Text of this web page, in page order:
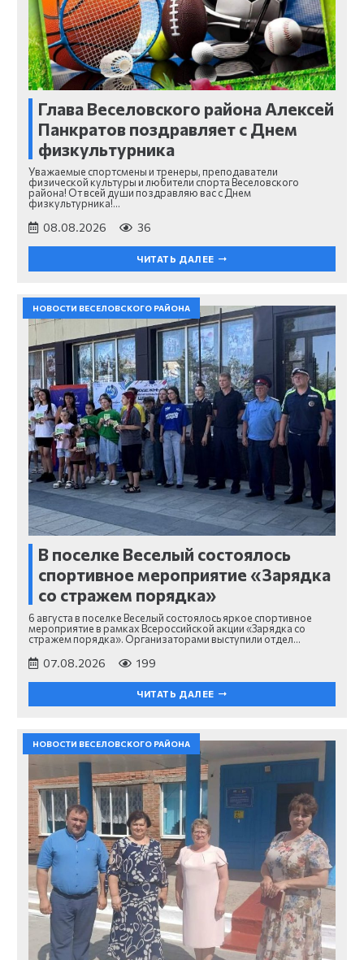
Глава Веселовского района Алексей
Панкратов поздравляет с Днем
физкультурника
Уважаемые спортсмены и тренеры, преподаватели
физической культуры и любители спорта Веселовского
района! От всей души поздравляю вас с Днем
физкультурника!…
08.08.2026 36
ЧИТАТЬ ДАЛЕЕ
НОВОСТИ ВЕСЕЛОВСКОГО РАЙОНА
В поселке Веселый состоялось
спортивное мероприятие «Зарядка
со стражем порядка»
6 августа в поселке Веселый состоялось яркое спортивное
мероприятие в рамках Всероссийской акции «Зарядка со
стражем порядка». Организаторами выступили отдел…
07.08.2026 199
ЧИТАТЬ ДАЛЕЕ
НОВОСТИ ВЕСЕЛОВСКОГО РАЙОНА